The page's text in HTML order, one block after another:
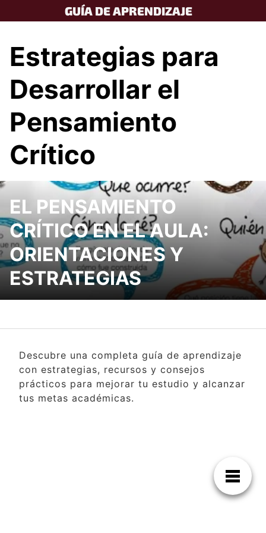
to
GUÍA DE APRENDIZAJE
Estrategias para
Desarrollar el
Pensamiento
Crítico
EL PENSAMIENTO
CRÍTICO EN EL AULA:
ORIENTACIONES Y
ESTRATEGIAS
Descubre una completa guía de aprendizaje
con estrategias, recursos y consejos
prácticos para mejorar tu estudio y alcanzar
tus metas académicas.